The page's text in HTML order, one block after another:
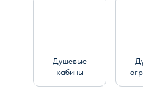
Душевые
кабины